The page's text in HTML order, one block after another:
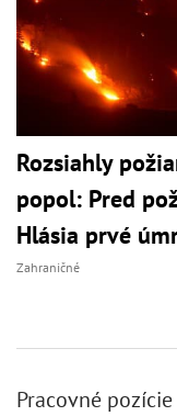
Rozsiahly
popol: Pred
Hlásia prvé
Zahraničné
Pracovné pozície